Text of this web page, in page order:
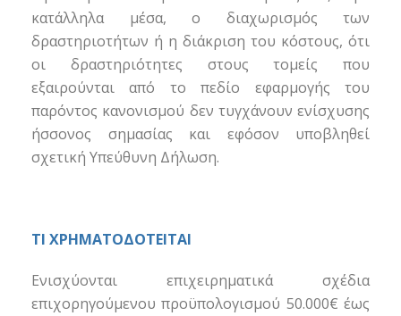
κατάλληλα μέσα, ο διαχωρισμός των
δραστηριοτήτων ή η διάκριση του κόστους, ότι
οι δραστηριότητες στους τομείς που
εξαιρούνται από το πεδίο εφαρμογής του
παρόντος κανονισμού δεν τυγχάνουν ενίσχυσης
ήσσονος σημασίας και εφόσον υποβληθεί
σχετική Υπεύθυνη Δήλωση.
ΤΙ ΧΡΗΜΑΤΟΔΟΤΕΙΤΑΙ
Ενισχύονται επιχειρηματικά σχέδια
επιχορηγούμενου προϋπολογισμού 50.000€ έως